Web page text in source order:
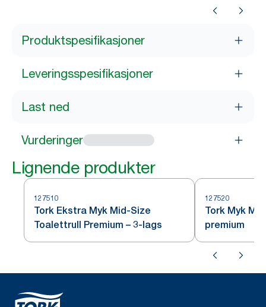
Produktspesifikasjoner
Leveringsspesifikasjoner
Last ned
Vurderinger
Lignende produkter
127510
Tork Ekstra Myk Mid-Size
Toalettrull Premium – 3-lags
127520
Tork Myk
premium